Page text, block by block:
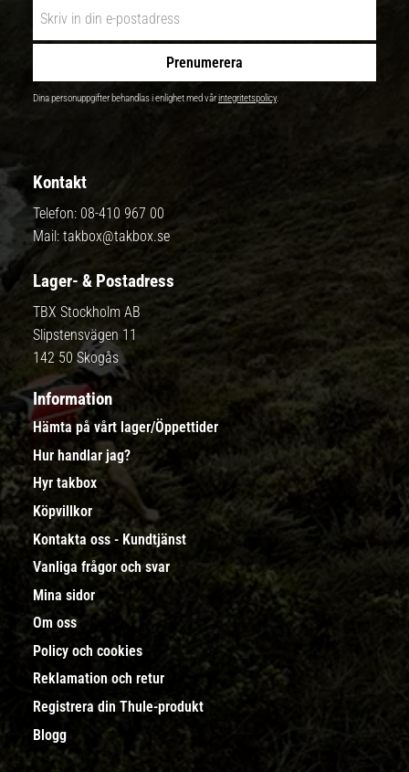
Prenumerera
Dina personuppgifter behandlas i enlighet med vårintegritetspolicy.
Kontakt
Telefon: 08-410 967 00
Mail: takbox@takbox.se
Lager- & Postadress
TBX Stockholm AB
Slipstensvägen 11
142 50 Skogås
Information
Hämta på vårt lager/Öppettider
Hur handlar jag?
Hyr takbox
Köpvillkor
Kontakta oss - Kundtjänst
Vanliga frågor och svar
Mina sidor
Om oss
Policy och cookies
Reklamation och retur
Registrera din Thule-produkt
Blogg